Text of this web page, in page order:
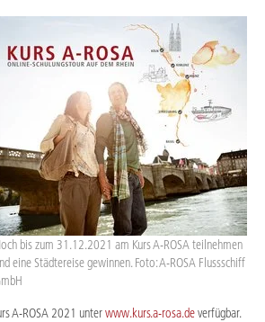
bis zum 31.12.2021 am Kurs A-ROSA teilnehmen
eine Städtereise gewinnen. Foto: A-ROSA Flussschiff
A-ROSA 2021 unterwww.kurs.a-rosa.deverfügbar.